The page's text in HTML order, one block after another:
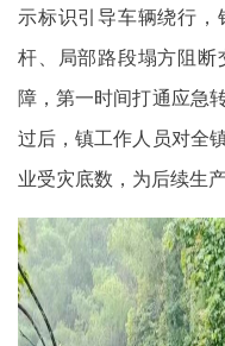
示标识引导车辆绕行
杆、局部路段塌方阻
障，第一时间打通应急
过后，镇工作人员对全
业受灾底数，为后续生